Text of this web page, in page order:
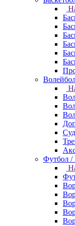
Футбол /